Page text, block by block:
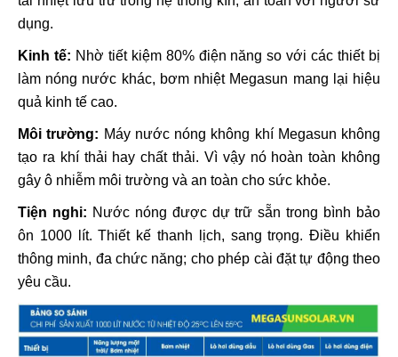
dụng.
Kinh tế: Nhờ tiết kiệm 80% điện năng so với các thiết bị
làm nóng nước khác, bơm nhiệt Megasun mang lại hiệu
quả kinh tế cao.
Môi trường: Máy nước nóng không khí Megasun không
tạo ra khí thải hay chất thải. Vì vậy nó hoàn toàn không
gây ô nhiễm môi trường và an toàn cho sức khỏe.
Tiện nghi: Nước nóng được dự trữ sẵn trong bình bảo
ôn 1000 lít. Thiết kế thanh lịch, sang trọng. Điều khiển
thông minh, đa chức năng; cho phép cài đặt tự động theo
yêu cầu.